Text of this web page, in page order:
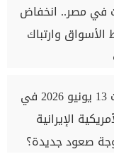
في مصر.. انخفاض
وارتباك
سعر الدولار اليوم السبت 13 يونيو 2026 في
الإيرانية
صعود جديدة؟